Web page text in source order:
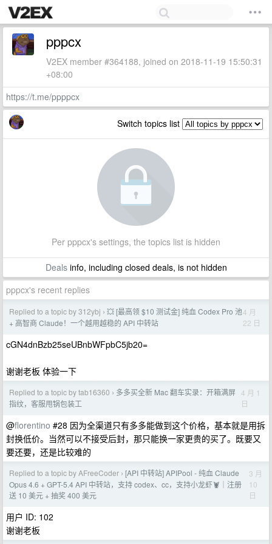
pppcx
V2EX member #364188, joined on 2018-11-19 15:50:31
+08:00
https://t.me/ppppcx
Switch topics list
Per pppcx's settings, the topics list is hidden
Dealsinfo, including closed deals, is not hidden
pppcx's recent replies
Replied to a topic by 312ybj › 💥 [最高领 $10 测试金] 纯血 Codex Pro 池
+ 高智商 Claude！一个越用越稳的 API 中转站
4 月
22 日
cGN4dnBzb25seUBnbWFpbC5jb20=
谢谢老板 体验一下
Replied to a topic by tab16360 › 多多买全新 Mac 翻车实录：开箱满屏
指纹，客服甩锅包装工
4 月 1
日
@florentino #28 因为全渠道只有多多能做到这个价格，基本就是用拆
封换低价。当然可以不接受后封，那只能换一家更贵的买了。既要又
要还要，还是比较难的
Replied to a topic by AFreeCoder › [API 中转站] APIPool - 纯血 Claude
Opus 4.6 + GPT-5.4 API 中转站，支持 codex、cc，支持小龙虾🦞｜注册
送 10 美元 + 抽奖 400 美元
3 月
10
日
用户 ID: 102
谢谢老板